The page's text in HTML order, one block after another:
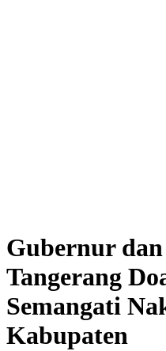
Gubernur
Tangerang
Semangati
Kabupaten